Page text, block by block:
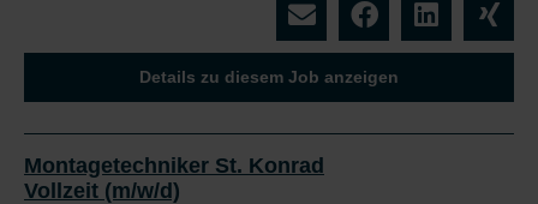
Details zu diesem Job anzeigen
Montagetechniker St. Konrad
Vollzeit (m/w/d)